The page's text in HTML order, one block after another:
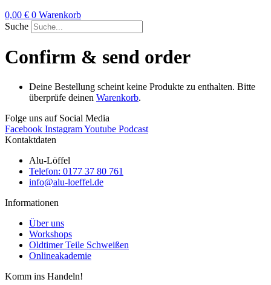
0,00 € 0 Warenkorb
Suche
Confirm & send order
Deine Bestellung scheint keine Produkte zu enthalten. Bitte
überprüfe deinen Warenkorb.
Folge uns auf Social Media
Facebook InstagramYoutube Podcast
Kontaktdaten
Alu-Löffel
Telefon: 0177 37 80 761
info@alu-loeffel.de
Informationen
Über uns
Workshops
Oldtimer Teile Schweißen
Onlineakademie
Komm ins Handeln!